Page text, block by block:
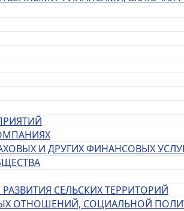
И ДРУГИХ ФИНАНСОВЫХ
СЕЛЬСКИХ ТЕРРИТОРИЙ
ОТНОШЕНИЙ, СОЦИАЛЬНОЙ